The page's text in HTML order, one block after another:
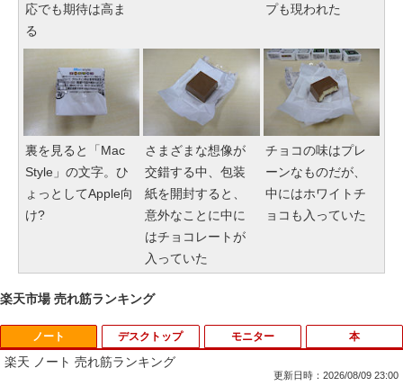
応でも期待は高ま
る
プも現われた
裏を見ると「Mac
Style」の文字。ひ
ょっとしてApple向
け?
さまざまな想像が
交錯する中、包装
紙を開封すると、
意外なことに中に
はチョコレートが
入っていた
チョコの味はプレ
ーンなものだが、
中にはホワイトチ
ョコも入っていた
楽天市場 売れ筋ランキング
ノート
楽天 ノート 売れ筋ランキング
更新日時：2026/08/09 23:00
デスクトップ モニター 本